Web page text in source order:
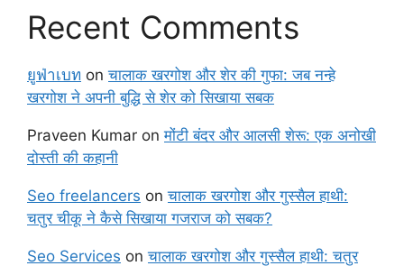
Recent Comments
ยูฟ่าเบท onचालाक खरगोश और शेर की गुफा: जब नन्हे
खरगोश ने अपनी बुद्धि से शेर को सिखाया सबक
Praveen Kumar onमोंटी बंदर और आलसी शेरू: एक अनोखी
दोस्ती की कहानी
Seo freelancers onचालाक खरगोश और गुस्सैल हाथी:
चतुर चीकू ने कैसे सिखाया गजराज को सबक?
Seo Services onचालाक खरगोश और गुस्सैल हाथी: चतुर